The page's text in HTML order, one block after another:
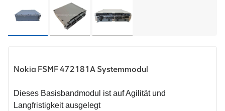
Nokia FSMF 472181A Systemmodul
Dieses Basisbandmodul ist auf Agilität und
Langfristigkeit ausgelegt